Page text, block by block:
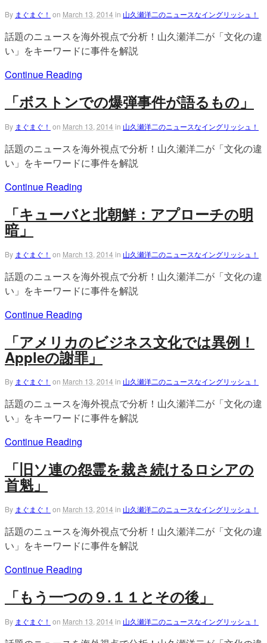
By まぐまぐ！ on March 13, 2014 in 山久瀬洋二のニュースなイングリッシュ！
話題のニュースを海外視点で分析！山久瀬洋二が「文化の違
い」をキーワードに事件を解説
Continue Reading
「ボストンでの爆弾事件が語るもの」
By まぐまぐ！ on March 13, 2014 in 山久瀬洋二のニュースなイングリッシュ！
話題のニュースを海外視点で分析！山久瀬洋二が「文化の違
い」をキーワードに事件を解説
Continue Reading
「キューバと北朝鮮：アプローチの明
暗」
By まぐまぐ！ on March 13, 2014 in 山久瀬洋二のニュースなイングリッシュ！
話題のニュースを海外視点で分析！山久瀬洋二が「文化の違
い」をキーワードに事件を解説
Continue Reading
「アメリカのビジネス文化では異例！
Appleの謝罪」
By まぐまぐ！ on March 13, 2014 in 山久瀬洋二のニュースなイングリッシュ！
話題のニュースを海外視点で分析！山久瀬洋二が「文化の違
い」をキーワードに事件を解説
Continue Reading
「旧ソ連の怨霊を裁き続けるロシアの
首魁」
By まぐまぐ！ on March 13, 2014 in 山久瀬洋二のニュースなイングリッシュ！
話題のニュースを海外視点で分析！山久瀬洋二が「文化の違
い」をキーワードに事件を解説
Continue Reading
「もう一つの９.１１とその後」
By まぐまぐ！ on March 13, 2014 in 山久瀬洋二のニュースなイングリッシュ！